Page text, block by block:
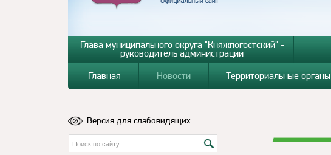
Глава муниципального округа "Княжпогостский" -
руководитель администрации
Главная Новости Территориальные органы
Версия для слабовидящих